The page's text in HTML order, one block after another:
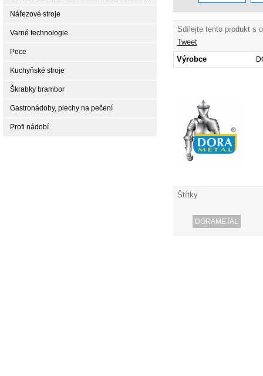
Sdílejte tento produkt s
Tweet
Výrobce
Štítky
DORAMETAL
Nářezové stroje
Varné technologie
Pece
Kuchyňské stroje
Škrabky brambor
Gastronádoby, plechy na pečení
Profi nádobí